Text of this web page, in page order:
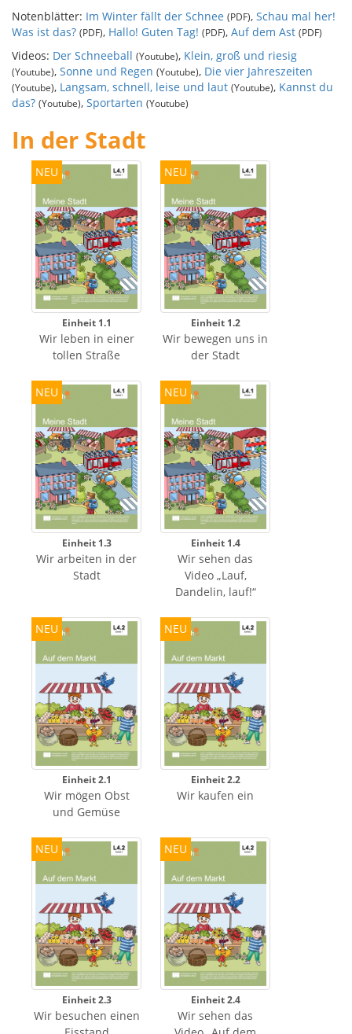
Notenblätter: Im Winter fällt der Schnee (PDF), Schau mal her!
Was ist das? (PDF), Hallo! Guten Tag! (PDF), Auf dem Ast (PDF)
Videos: Der Schneeball (Youtube), Klein, groß und riesig
(Youtube), Sonne und Regen (Youtube), Die vier Jahreszeiten
(Youtube), Langsam, schnell, leise und laut (Youtube), Kannst du
das? (Youtube), Sportarten (Youtube)
In der Stadt
NEU
Einheit 1.1
Wir leben in einer
tollen Straße
NEU
Einheit 1.2
Wir bewegen uns in
der Stadt
NEU
Einheit 1.3
Wir arbeiten in der
Stadt
NEU
Einheit 1.4
Wir sehen das
Video „Lauf,
Dandelin, lauf!“
NEU
Einheit 2.1
Wir mögen Obst
und Gemüse
NEU
Einheit 2.2
Wir kaufen ein
NEU
Einheit 2.3
Wir besuchen einen
NEU
Einheit 2.4
Wir sehen das